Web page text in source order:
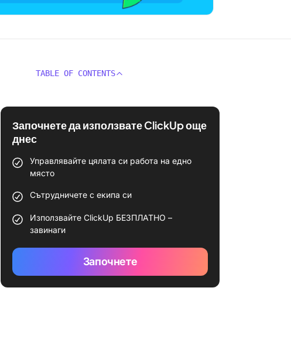
TABLE OF CONTENTS
Започнете да използвате ClickUp още
днес
Управлявайте цялата си работа на едно
място
Сътрудничете с екипа си
Използвайте ClickUp БЕЗПЛАТНО –
завинаги
Започнете